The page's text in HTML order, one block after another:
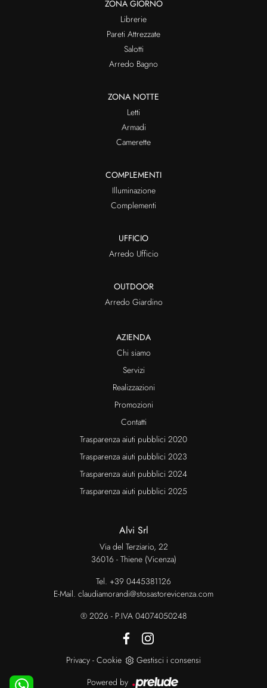
ZONA GIORNO
Librerie
Pareti Attrezzate
Salotti
Arredo Bagno
ZONA NOTTE
Letti
Armadi
Camerette
COMPLEMENTI
Illuminazione
Complementi
UFFICIO
Arredo Ufficio
OUTDOOR
Arredo Giardino
AZIENDA
Chi siamo
Servizi
Realizzazioni
Promozioni
Contatti
Trasparenza aiuti pubblici 2020
Trasparenza aiuti pubblici 2023
Trasparenza aiuti pubblici 2024
Trasparenza aiuti pubblici 2025
Alvi Srl
Via del Terziario, 22
36016 - Thiene (Vicenza)
Tel. +39 0445381126
E-Mail. claudiamorandi@stosastorevicenza.com
® 2026 - P.IVA 04074050248
Privacy - Cookie
Gestisci i consensi
Powered by